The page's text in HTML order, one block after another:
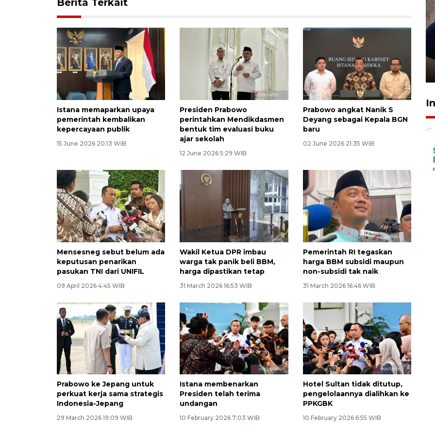
Berita Terkait
Istana memaparkan upaya
pemerintah kembalikan
kepercayaan publik
15 June 2026 20:13 WIB
Presiden Prabowo
perintahkan Mendikdasmen
bentuk tim evaluasi buku
ajar sekolah
12 June 2026 5:29 WIB
Prabowo angkat Nanik S
Deyang sebagai Kepala BGN
baru
02 June 2026 21:35 WIB
Mensesneg sebut belum ada
keputusan penarikan
pasukan TNI dari UNIFIL
09 April 2026 4:45 WIB
Wakil Ketua DPR imbau
warga tak panik beli BBM,
harga dipastikan tetap
31 March 2026 16:53 WIB
Pemerintah RI tegaskan
harga BBM subsidi maupun
non-subsidi tak naik
31 March 2026 16:46 WIB
Prabowo ke Jepang untuk
perkuat kerja sama strategis
Indonesia-Jepang
29 March 2026 19:09 WIB
Istana membenarkan
Presiden telah terima
undangan
10 February 2026 7:03 WIB
Hotel Sultan tidak ditutup,
pengelolaannya dialihkan ke
PPKGBK
10 February 2026 6:55 WIB
Sidang putusan terdakwa
pembunuhan Brigadir Nurhadi
10 March 2026 12:55 WIB
Awas penipuan berbasis AI